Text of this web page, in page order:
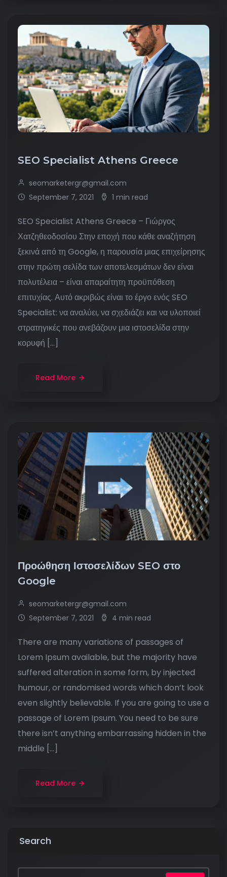
SEO Specialist Athens Greece
seomarketergr@gmail.com
September 7, 2021
1 min read
SEO Specialist Athens Greece – Γιώργος
Χατζηθεοδοσίου Στην εποχή που κάθε αναζήτηση
ξεκινά από τη Google, η παρουσία μιας επιχείρησης
στην πρώτη σελίδα των αποτελεσμάτων δεν είναι
πολυτέλεια – είναι απαραίτητη προϋπόθεση
επιτυχίας. Αυτό ακριβώς είναι το έργο ενός SEO
Specialist: να αναλύει, να σχεδιάζει και να υλοποιεί
στρατηγικές που ανεβάζουν μια ιστοσελίδα στην
κορυφή […]
Read More
Προώθηση Ιστοσελίδων SEO στο
Google
seomarketergr@gmail.com
September 7, 2021
4 min read
There are many variations of passages of
Lorem Ipsum available, but the majority have
suffered alteration in some form, by injected
humour, or randomised words which don’t look
even slightly believable. If you are going to use a
passage of Lorem Ipsum. You need to be sure
there isn’t anything embarrassing hidden in the
middle […]
Read More
Search